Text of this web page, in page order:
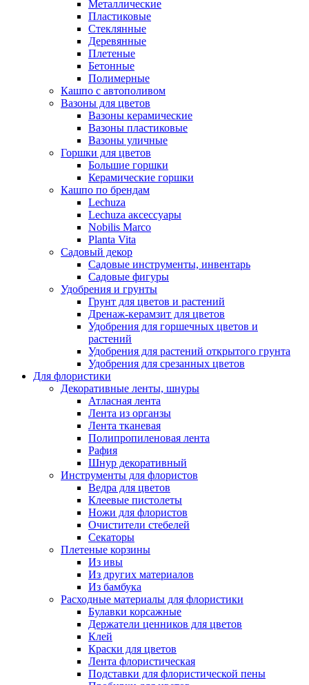
Металлические
Пластиковые
Стеклянные
Деревянные
Плетеные
Бетонные
Полимерные
Кашпо с автополивом
Вазоны для цветов
Вазоны керамические
Вазоны пластиковые
Вазоны уличные
Горшки для цветов
Большие горшки
Керамические горшки
Кашпо по брендам
Lechuza
Lechuza аксессуары
Nobilis Marco
Planta Vita
Садовый декор
Садовые инструменты, инвентарь
Садовые фигуры
Удобрения и грунты
Грунт для цветов и растений
Дренаж-керамзит для цветов
Удобрения для горшечных цветов и
растений
Удобрения для растений открытого грунта
Удобрения для срезанных цветов
Для флористики
Декоративные ленты, шнуры
Атласная лента
Лента из органзы
Лента тканевая
Полипропиленовая лента
Рафия
Шнур декоративный
Инструменты для флористов
Ведра для цветов
Клеевые пистолеты
Ножи для флористов
Очистители стебелей
Секаторы
Плетеные корзины
Из ивы
Из других материалов
Из бамбука
Расходные материалы для флористики
Булавки корсажные
Держатели ценников для цветов
Клей
Краски для цветов
Лента флористическая
Подставки для флористической пены